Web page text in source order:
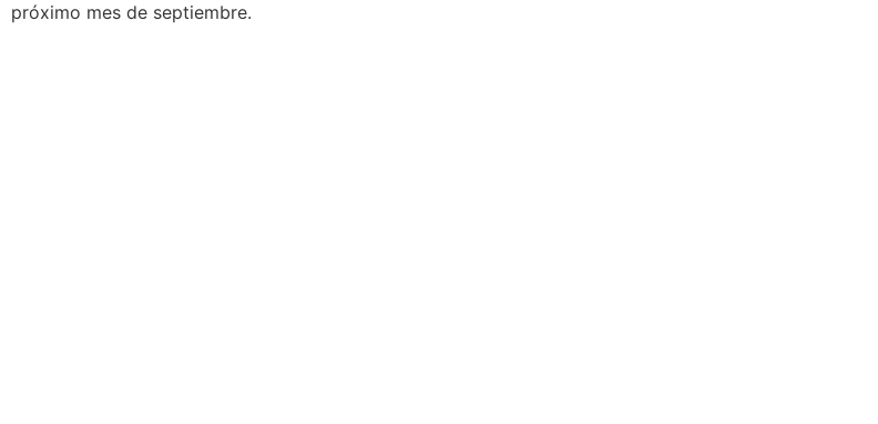
próximo mes de septiembre.